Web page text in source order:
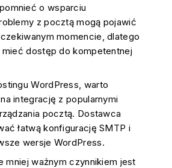
o wsparciu
z pocztą mogą pojawić
momencie, dlatego
dostęp do kompetentnej
WordPress, warto
integrację z popularnymi
pocztą. Dostawca
łatwą konfigurację SMTP i
wersje WordPress.
mniej ważnym czynnikiem jest